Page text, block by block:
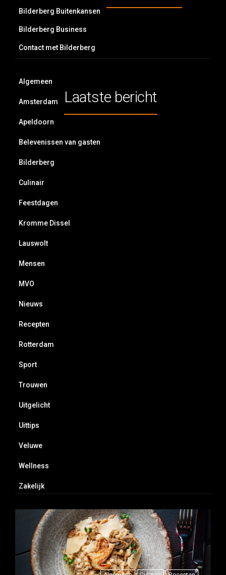
Bilderberg Buitenkansen
Bilderberg Business
Contact met Bilderberg
Algemeen
Amsterdam
Apeldoorn
Belevenissen van gasten
Bilderberg
Culinair
Feestdagen
Kromme Dissel
Lauswolt
Mensen
MVO
Nieuws
Recepten
Rotterdam
Sport
Trouwen
Uitgelicht
Uittips
Veluwe
Wellness
Zakelijk
Laatste bericht